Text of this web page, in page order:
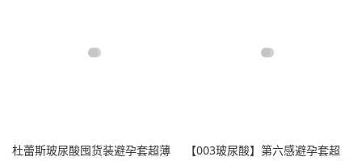
杜蕾斯玻尿酸囤货装避孕套超薄
【003玻尿酸】第六感避孕套超